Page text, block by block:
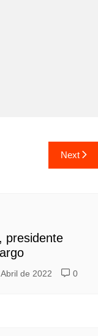
Next
presidente
de 2022 0